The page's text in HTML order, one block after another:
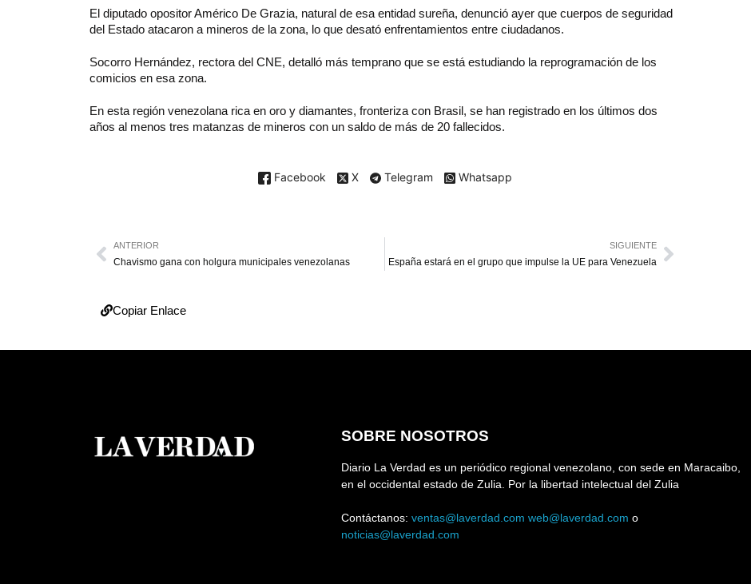
El diputado opositor Américo De Grazia, natural de esa entidad sureña, denunció ayer que cuerpos de seguridad
del Estado atacaron a mineros de la zona, lo que desató enfrentamientos entre ciudadanos.
Socorro Hernández, rectora del CNE, detalló más temprano que se está estudiando la reprogramación de los
comicios en esa zona.
En esta región venezolana rica en oro y diamantes, fronteriza con Brasil, se han registrado en los últimos dos
años al menos tres matanzas de mineros con un saldo de más de 20 fallecidos.
Facebook X Telegram Whatsapp
ANTERIOR
Chavismo gana con holgura municipales venezolanas
SIGUIENTE
España estará en el grupo que impulse la UE para Venezuela
Copiar Enlace
SOBRE NOSOTROS
Diario La Verdad es un periódico regional venezolano, con sede en Maracaibo,
en el occidental estado de Zulia. Por la libertad intelectual del Zulia
Contáctanos: ventas@laverdad.com web@laverdad.com o
noticias@laverdad.com